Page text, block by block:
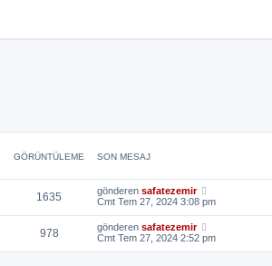
GÖRÜNTÜLEME SON MESAJ
1635 gönderen safatezemir
Cmt Tem 27, 2024 3:08 pm
978 gönderen safatezemir
Cmt Tem 27, 2024 2:52 pm